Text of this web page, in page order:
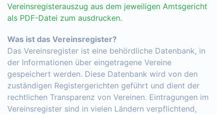
Vereinsregisterauszug aus dem jeweiligen Amtsgericht
als PDF-Datei zum ausdrucken.
Was ist das Vereinsregister?
Das Vereinsregister ist eine behördliche Datenbank, in
der Informationen über eingetragene Vereine
gespeichert werden. Diese Datenbank wird von den
zuständigen Registergerichten geführt und dient der
rechtlichen Transparenz von Vereinen. Eintragungen im
Vereinsregister sind in vielen Ländern verpflichtend,